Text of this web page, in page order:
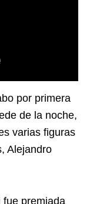
por primera
de la noche,
varias figuras
Alejandro
fue premiada